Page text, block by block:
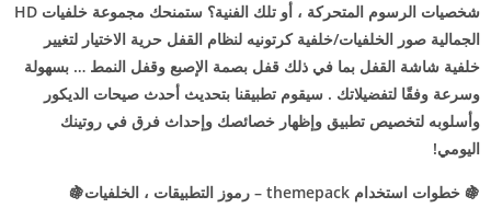
شخصيات الرسوم المتحركة ، أو تلك الفنية؟ ستمنحك مجموعة خلفيات HD
الجمالية صور الخلفيات/خلفية كرتونيه لنظام القفل حرية الاختيار لتغيير
خلفية شاشة القفل بما في ذلك قفل بصمة الإصبع وقفل النمط … بسهولة
وسرعة وفقًا لتفضيلاتك . سيقوم تطبيقنا بتحديث أحدث صيحات الديكور
وأسلوبه لتخصيص تطبيق وإظهار خصائصك وإحداث فرق في روتينك
اليومي!
️🍇 خطوات استخدام themepack – رموز التطبيقات ، الخلفيات🍇